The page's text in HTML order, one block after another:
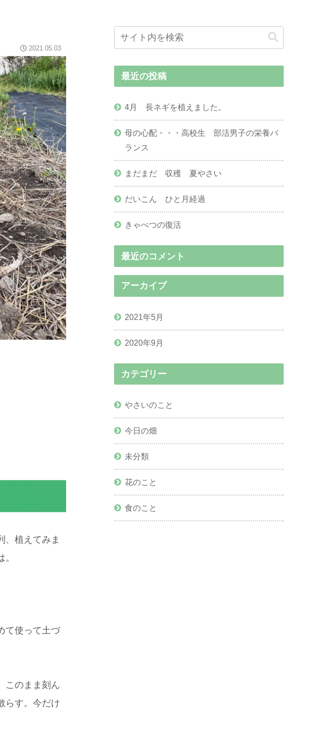
2021.05.03
、植えてみま
て使って土づ
このまま刻ん
らす。今だけ
最近の投稿
4月 長ネギを植えました。
母の心配・・・高校生 部活男子の栄養バ
ランス
まだまだ 収穫 夏やさい
だいこん ひと月経過
きゃべつの復活
最近のコメント
アーカイブ
2021年5月
2020年9月
カテゴリー
やさいのこと
今日の畑
未分類
花のこと
食のこと